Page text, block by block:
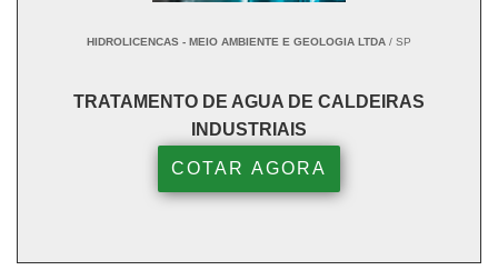
HIDROLICENCAS - MEIO AMBIENTE E GEOLOGIA LTDA / SP
TRATAMENTO DE AGUA DE CALDEIRAS
INDUSTRIAIS
COTAR AGORA